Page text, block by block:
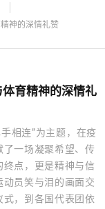
神的深情礼赞
育精神的深情礼
相连”为主题，在疫
一场凝聚希望、传
点，更是精神与信
员笑与泪的画面交
，到各国代表团依